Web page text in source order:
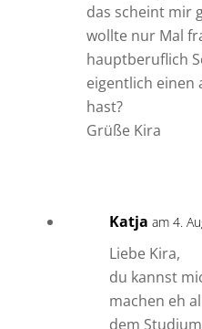
das scheint mir
wollte nur Mal
hauptberuflich
eigentlich einen
hast?
Grüße Kira
Katja am 4.
Liebe Kira,
du kannst
machen eh
dem